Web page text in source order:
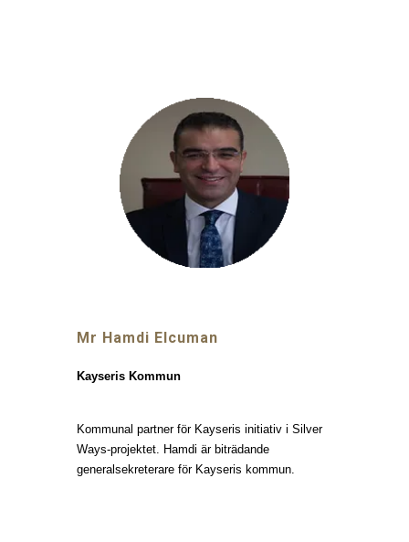
Mr Hamdi Elcuman
Kayseris Kommun
Kommunal partner för Kayseris initiativ i Silver
Ways-projektet. Hamdi är biträdande
generalsekreterare för Kayseris kommun.